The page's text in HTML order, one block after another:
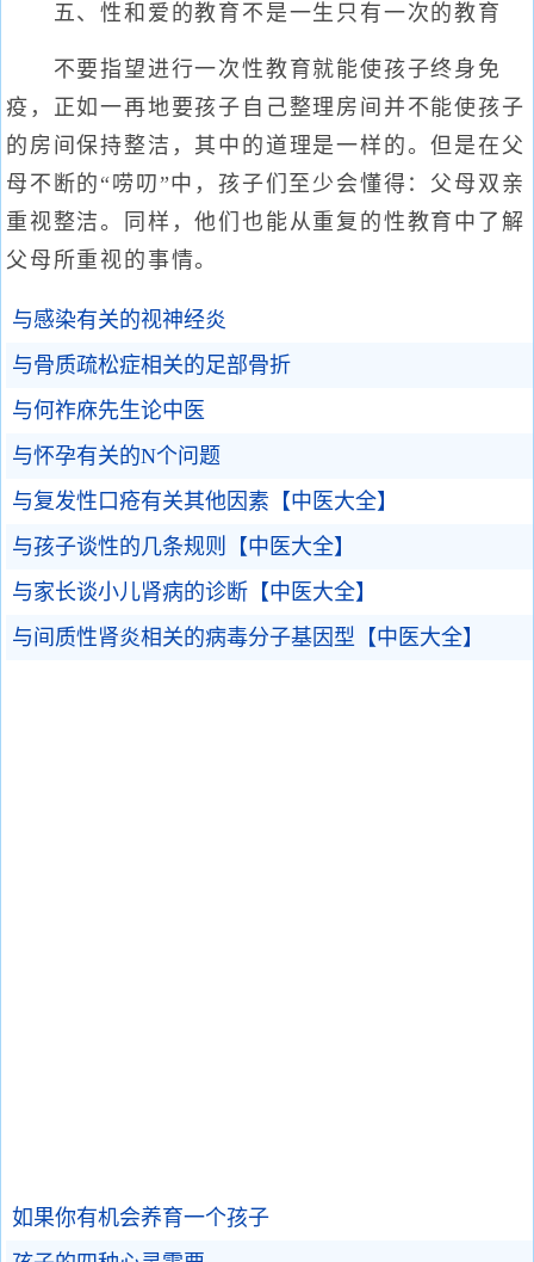
五、性和爱的教育不是一生只有一次的教育
不要指望进行一次性教育就能使孩子终身免
疫，正如一再地要孩子自己整理房间并不能使孩子
的房间保持整洁，其中的道理是一样的。但是在父
母不断的“唠叨”中，孩子们至少会懂得：父母双亲
重视整洁。同样，他们也能从重复的性教育中了解
父母所重视的事情。
与感染有关的视神经炎
与骨质疏松症相关的足部骨折
与何祚庥先生论中医
与怀孕有关的N个问题
与复发性口疮有关其他因素【中医大全】
与孩子谈性的几条规则【中医大全】
与家长谈小儿肾病的诊断【中医大全】
与间质性肾炎相关的病毒分子基因型【中医大全】
如果你有机会养育一个孩子